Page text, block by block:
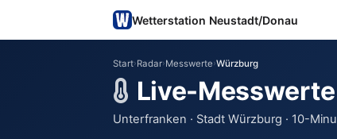
Wetterstation Neustadt/Donau
Start›Radar›Messwerte›Würzburg
Live-
Unterfranken · Stadt Würzburg · 10-